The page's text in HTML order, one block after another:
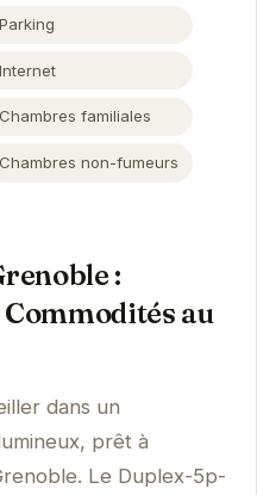
Parking
Internet
Chambres familiales
Chambres non-fumeurs
:
au
dans un
prêt à
Le Duplex-5p-